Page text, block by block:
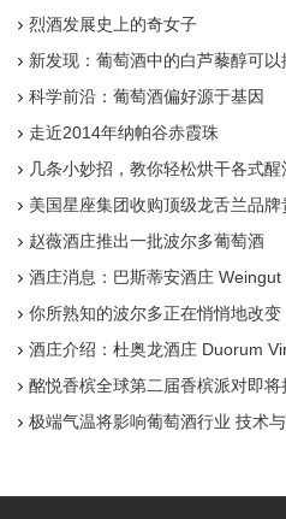
烈酒发展史上的奇女子
新发现：葡萄酒中的白芦藜醇可
科学前沿：葡萄酒偏好源于基因
走近2014年纳帕谷赤霞珠
几条小妙招，教你轻松烘干各式醒
美国星座集团收购顶级龙舌兰品牌
赵薇酒庄推出一批波尔多葡萄酒
酒庄消息：巴斯蒂安酒庄 Weingut
你所熟知的波尔多正在悄悄地改变
酒庄介绍：杜奥龙酒庄 Duorum
酩悦香槟全球第二届香槟派对即将
极端气温将影响葡萄酒行业 技术